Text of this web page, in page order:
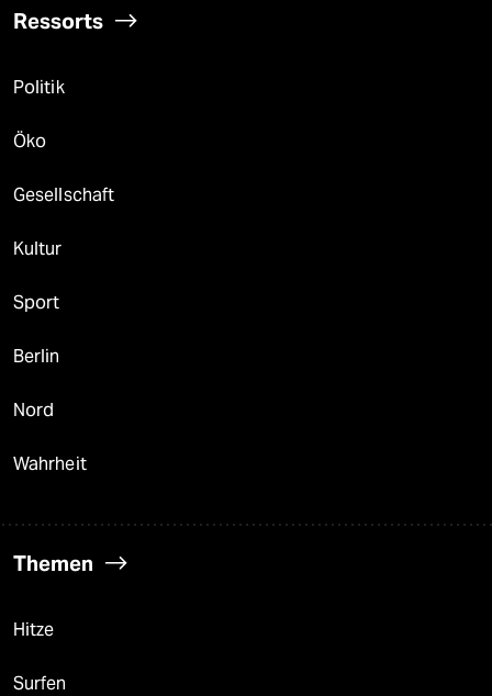
Ressorts
Politik
Öko
Gesellschaft
Kultur
Sport
Berlin
Nord
Wahrheit
Themen
Hitze
Surfen